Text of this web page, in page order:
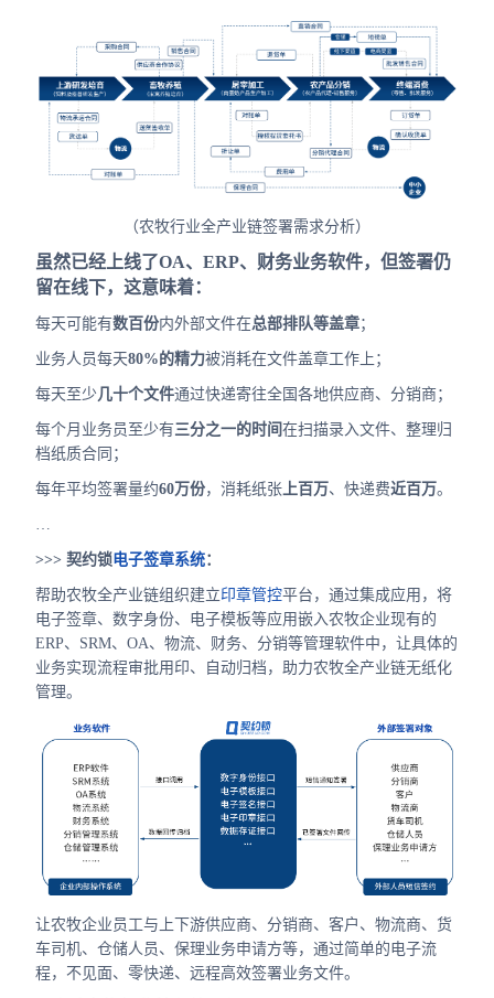
（农牧行业全产业链签署需求分析）
虽然已经上线了OA、ERP、财务业务软件，但签署仍
留在线下，这意味着：
每天可能有数百份内外部文件在总部排队等盖章；
业务人员每天80%的精力被消耗在文件盖章工作上；
每天至少几十个文件通过快递寄往全国各地供应商、分销商；
每个月业务员至少有三分之一的时间 在扫描录入文件、整理归
档纸质合同；
每年平均签署量约60万份，消耗纸张上百万、快递费近百万。
…
>>> 契约锁电子签章系统：
帮助农牧全产业链组织建立印章管控平台，通过集成应用，将
电子签章、数字身份、电子模板等应用嵌入农牧企业现有的
ERP、SRM、OA、物流、财务、分销等管理软件中，让具体的
业务实现流程审批用印、自动归档，助力农牧全产业链无纸化
管理。
让农牧企业员工与上下游供应商、分销商、客户、物流商、货
车司机、仓储人员、保理业务申请方等，通过简单的电子流
程，不见面、零快递、远程高效签署业务文件。